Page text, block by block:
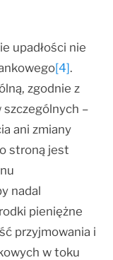
upadłości nie
[4].
zgodnie z
szczególnych –
ani zmiany
stroną jest
nadal
pieniężne
przyjmowania i
w toku